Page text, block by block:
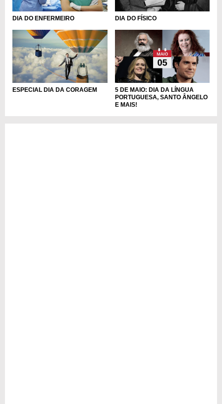
DIA DO ENFERMEIRO DIA DO FÍSICO
ESPECIAL DIA DA CORAGEM
5 DE MAIO: DIA DA LÍNGUA
PORTUGUESA, SANTO ÂNGELO
E MAIS!